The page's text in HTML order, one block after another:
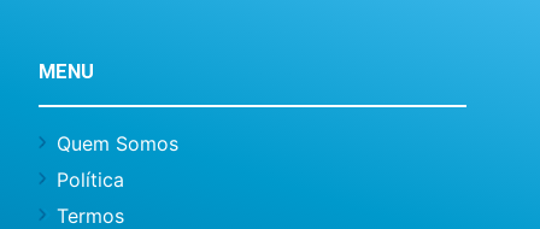
MENU
Quem Somos
Política
Termos